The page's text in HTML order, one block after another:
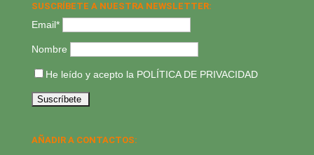
SUSCRÍBETE A NUESTRA NEWSLETTER:
Email*
Nombre
He leído y acepto la POLÍTICA DE PRIVACIDAD
AÑADIR A CONTACTOS: